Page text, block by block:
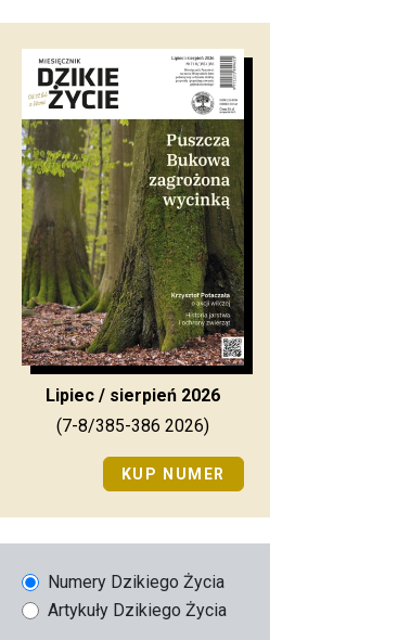
Lipiec / sierpień 2026
(7-8/385-386 2026)
KUP NUMER
Numery Dzikiego Życia
Artykuły Dzikiego Życia